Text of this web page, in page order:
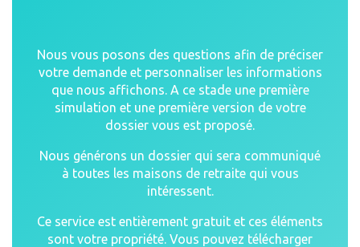
Nous vous posons des questions afin de préciser
votre demande et personnaliser les informations
que nous affichons. A ce stade une première
simulation et une première version de votre
dossier vous est proposé.
Nous générons un dossier qui sera communiqué
à toutes les maisons de retraite qui vous
intéressent.
Ce service est entièrement gratuit et ces éléments
sont votre propriété. Vous pouvez télécharger